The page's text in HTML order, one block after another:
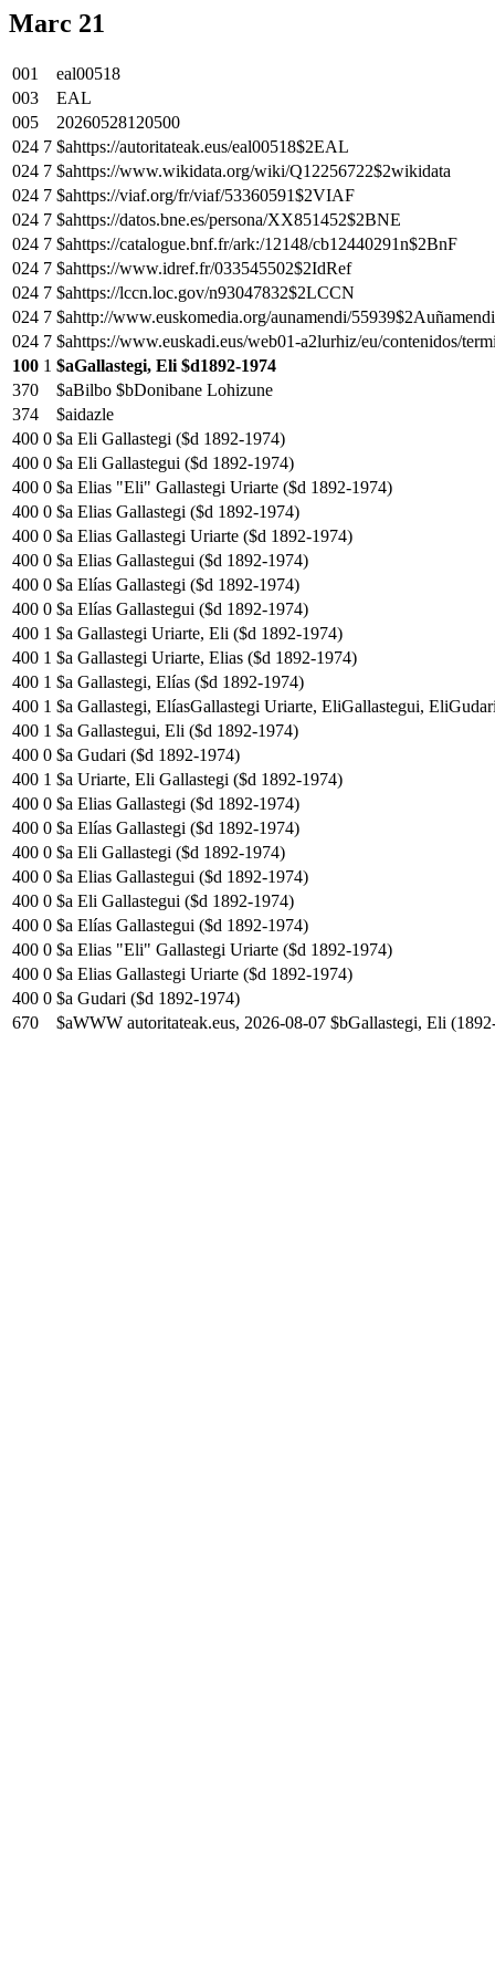
Marc 21
001
eal00518
003
EAL
005
20260528120500
024 7 $ahttps://autoritateak.eus/eal00518$2EAL
024 7 $ahttps://www.wikidata.org/wiki/Q12256722$2wikidata
024 7 $ahttps://viaf.org/fr/viaf/53360591$2VIAF
024 7 $ahttps://datos.bne.es/persona/XX851452$2BNE
024 7 $ahttps://catalogue.bnf.fr/ark:/12148/cb12440291n$2BnF
024 7 $ahttps://www.idref.fr/033545502$2IdRef
024 7 $ahttps://lccn.loc.gov/n93047832$2LCCN
024 7 $ahttp://www.euskomedia.org/aunamendi/55939$2Auñamendi
024 7 $ahttps://www.euskadi.eus/web01-a2lurhiz/eu/contenidos/
100 1 $aGallastegi, Eli $d1892-1974
370
$aBilbo $bDonibane Lohizune
374
$aidazle
400 0 $a Eli Gallastegi ($d 1892-1974)
400 0 $a Eli Gallastegui ($d 1892-1974)
400 0 $a Elias "Eli" Gallastegi Uriarte ($d 1892-1974)
400 0 $a Elias Gallastegi ($d 1892-1974)
400 0 $a Elias Gallastegi Uriarte ($d 1892-1974)
400 0 $a Elias Gallastegui ($d 1892-1974)
400 0 $a Elías Gallastegi ($d 1892-1974)
400 0 $a Elías Gallastegui ($d 1892-1974)
400 1 $a Gallastegi Uriarte, Eli ($d 1892-1974)
400 1 $a Gallastegi Uriarte, Elias ($d 1892-1974)
400 1 $a Gallastegi, Elías ($d 1892-1974)
400 1 $a Gallastegi, ElíasGallastegi Uriarte, EliGallastegui,
400 1 $a Gallastegui, Eli ($d 1892-1974)
400 0 $a Gudari ($d 1892-1974)
400 1 $a Uriarte, Eli Gallastegi ($d 1892-1974)
400 0 $a Elias Gallastegi ($d 1892-1974)
400 0 $a Elías Gallastegi ($d 1892-1974)
400 0 $a Eli Gallastegi ($d 1892-1974)
400 0 $a Elias Gallastegui ($d 1892-1974)
400 0 $a Eli Gallastegui ($d 1892-1974)
400 0 $a Elías Gallastegui ($d 1892-1974)
400 0 $a Elias "Eli" Gallastegi Uriarte ($d 1892-1974)
400 0 $a Elias Gallastegi Uriarte ($d 1892-1974)
400 0 $a Gudari ($d 1892-1974)
670
$aWWW autoritateak.eus, 2026-08-07 $bGallastegi, Eli